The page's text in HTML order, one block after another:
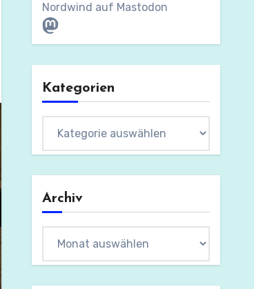
Nordwind auf Mastodon
Mastodon
Kategorien
Archiv